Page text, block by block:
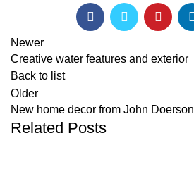
Newer
Creative water features and exterior
Back to list
Older
New home decor from John Doerson
Related Posts